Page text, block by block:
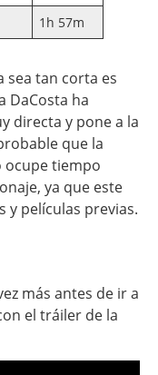
1h 57m
sea tan corta es
DaCosta ha
directa y pone a la
que la
ocupe tiempo
ya que este
y películas previas.
más antes de ir a
el tráiler de la